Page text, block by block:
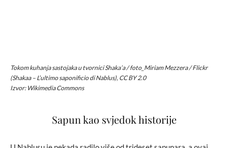
Tokom kuhanja sastojaka u tvornici Shaka’a / foto_Miriam Mezzera / Flickr
(Shakaa – L’ultimo saponificio di Nablus), CC BY 2.0
Izvor: Wikimedia Commons
Sapun kao svjedok historije